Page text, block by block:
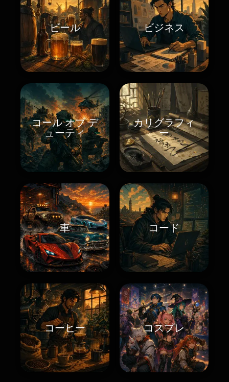
ビール ビジネス
コール オブ デ
ューティ
カリグラフィ
ー
車 コード
コーヒー コスプレ